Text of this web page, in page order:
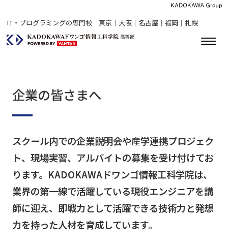
IT・プログラミングの専門校 東京｜大阪｜名古屋｜福岡｜札幌
企業の皆さまへ
スクール内での企業説明会や産学連携プロジェク
ト、現場実習、アルバイトの募集を受け付けてお
ります。KADOKAWAドワンゴ情報工科学院は、
業界の第一線で活躍している現役エンジニアを講
師に迎え、即戦力として活躍できる技術力と発想
力を持った人材を育成しています。